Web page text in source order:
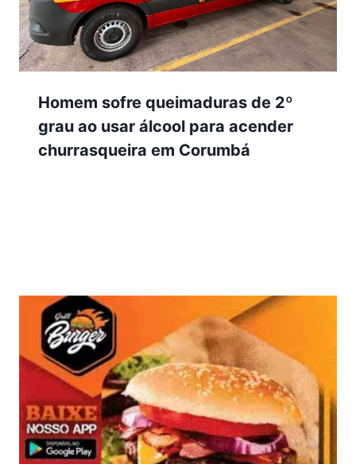
Homem sofre queimaduras de 2º
grau ao usar álcool para acender
churrasqueira em Corumbá